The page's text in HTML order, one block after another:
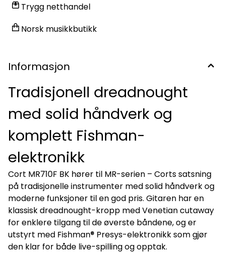
Trygg netthandel
Norsk musikkbutikk
Informasjon
Tradisjonell dreadnought
med solid håndverk og
komplett Fishman-
elektronikk
Cort MR710F BK hører til MR-serien – Corts satsning
på tradisjonelle instrumenter med solid håndverk og
moderne funksjoner til en god pris. Gitaren har en
klassisk dreadnought-kropp med Venetian cutaway
for enklere tilgang til de øverste båndene, og er
utstyrt med Fishman® Presys-elektronikk som gjør
den klar for både live-spilling og opptak.